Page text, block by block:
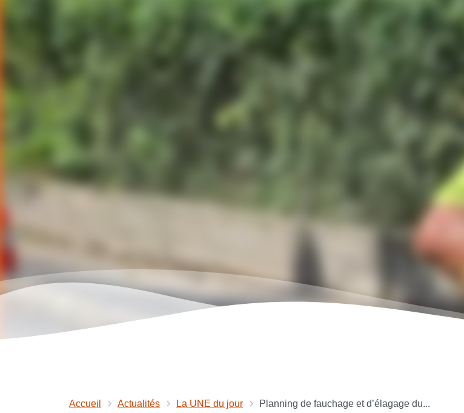
Accueil Actualités La UNE du jour Planning de fauchage et d’élagage du...